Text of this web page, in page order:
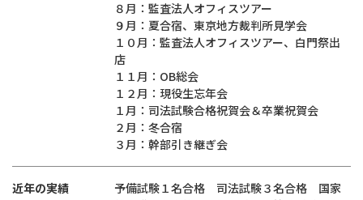
８月：監査法人オフィスツアー
９月：夏合宿、東京地方裁判所見学会
１０月：監査法人オフィスツアー、白門祭出
店
１１月：OB総会
１２月：現役生忘年会
１月：司法試験合格祝賀会＆卒業祝賀会
２月：冬合宿
３月：幹部引き継ぎ会
近年の実績
予備試験１名合格 司法試験３名合格 国家